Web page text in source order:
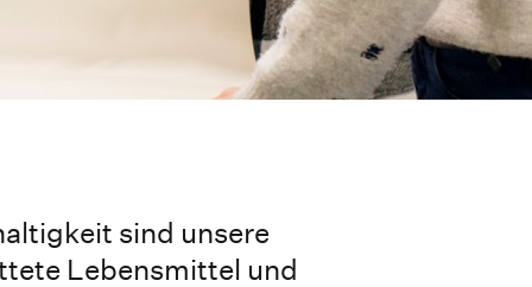
sind unsere
Lebensmittel und